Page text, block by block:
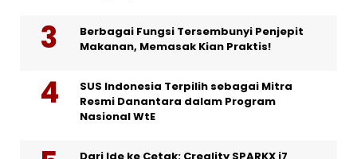
Berbagai Fungsi Tersembunyi Penjepit
Makanan, Memasak Kian Praktis!
SUS Indonesia Terpilih sebagai Mitra
Resmi Danantara dalam Program
Nasional WtE